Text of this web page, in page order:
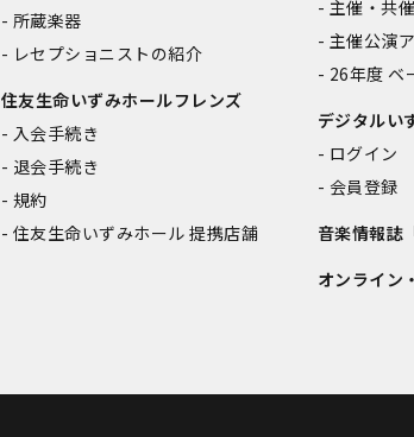
所蔵楽器
レセプショニストの紹介
住友生命いずみホールフレンズ
入会手続き
退会手続き
規約
住友生命いずみホール 提携店舗
主催・共催
主催公演
26年度 ベ
デジタルい
ログイン
会員登録
音楽情報誌
オンライン